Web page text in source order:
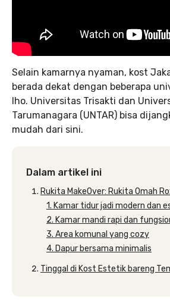
Selain kamarnya nyaman, kost
berada dekat dengan beberapa
lho. Universitas Trisakti dan
Tarumanagara (UNTAR) bisa
mudah dari sini.
Dalam artikel ini
Rukita MakeOver: Rukita Omah
1. Kamar tidur jadi modern dan
2. Kamar mandi rapi dan
3. Area komunal yang cozy
4. Dapur bersama minimalis
Tinggal di Kost Estetik bareng